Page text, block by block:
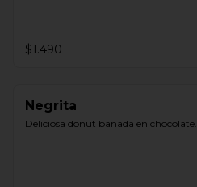
$1.490
Negrita
Deliciosa donut bañada en chocolate.